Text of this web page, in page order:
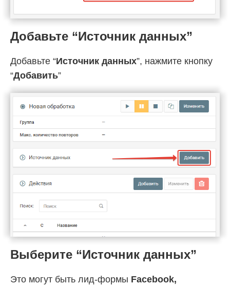
Добавьте “Источник данных”
Добавьте “Источник данных”, нажмите кнопку
“Добавить”
Выберите “Источник данных”
Это могут быть лид-формы Facebook,